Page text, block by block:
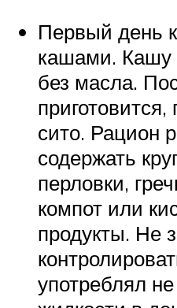
Первый день
кашами. Кашу
без масла.
приготовится,
сито. Рацион
содержать
перловки,
компот или
продукты. Не
употреблял